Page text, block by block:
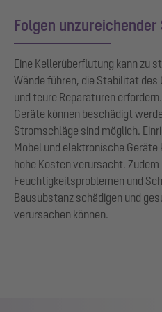
Folgen unzureichender
Eine Kellerüberflutung kann zu
Wände führen, die Stabilität
und teure Reparaturen
Geräte können beschädigt
Stromschläge sind möglich.
Möbel und elektronische
hohe Kosten verursacht.
Feuchtigkeitsproblemen und
Bausubstanz schädigen und
verursachen können.